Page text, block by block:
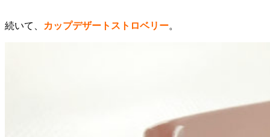
続いて、 カップデザートストロベリー。